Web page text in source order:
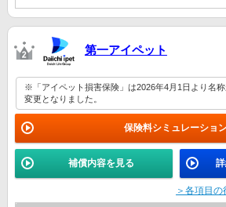
第一アイペット
※「アイペット損害保険」は2026年4月1日より名
変更となりました。
保険料シミュレーショ
補償内容を見る
＞各項目